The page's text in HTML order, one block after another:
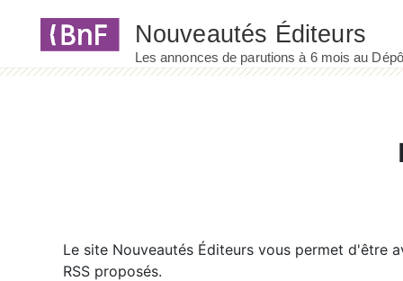
Le site Nouveautés Éditeurs vous permet d'être
RSS proposés.